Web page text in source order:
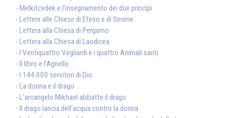
- Melkitzedek e l’insegnamento dei due princìpi
- Lettere alle Chiese di Efeso e di Smirne
- Lettera alla Chiesa di Pergamo
- Lettera alla Chiesa di Laodicea
- I Ventiquattro Vegliardi e i quattro Animali santi
- Il libro e l'Agnello
- I 144.000 servitori di Dio
- La donna e il drago
- L'arcangelo Mikhael abbatte il drago
- Il drago lancia dell'acqua contro la donna